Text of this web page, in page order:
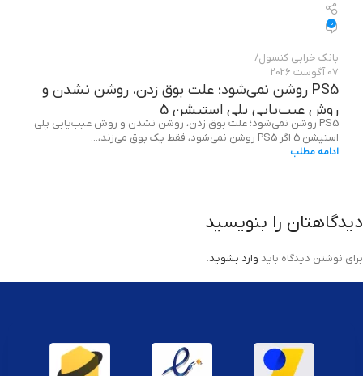
0
بانک خرابی‌ کنسول
07 آگوست 2026
PS5 روشن نمی‌شود؛ علت بوق زدن، روشن نشدن و
روش عیب‌یابی پلی استیشن 5
PS5 روشن نمی‌شود؛ علت بوق زدن، روشن نشدن و روش عیب‌یابی پلی
استیشن 5 اگر PS5 روشن نمی‌شود، فقط یک بوق می‌زند،...
ادامه مطلب
دیدگاهتان را بنویسید
برای نوشتن دیدگاه باید وارد بشوید.